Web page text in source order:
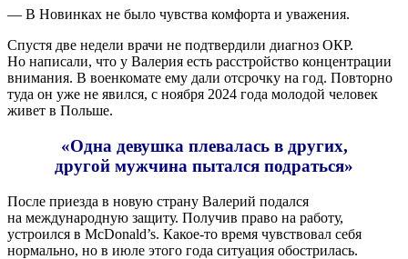
— В Новинках не было чувства комфорта и уважения.
Спустя две недели врачи не подтвердили диагноз ОКР.
Но написали, что у Валерия есть расстройство концентрации
внимания. В военкомате ему дали отсрочку на год. Повторно
туда он уже не явился, с ноября 2024 года молодой человек
живет в Польше.
«Одна девушка плевалась в других,
другой мужчина пытался подраться»
После приезда в новую страну Валерий подался
на международную защиту. Получив право на работу,
устроился в McDonald’s. Какое-то время чувствовал себя
нормально, но в июле этого года ситуация обострилась.